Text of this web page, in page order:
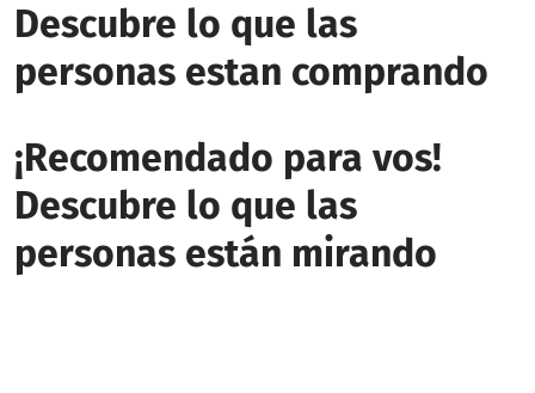
Descubre lo que las
personas estan comprando
¡Recomendado para vos!
Descubre lo que las
personas están mirando